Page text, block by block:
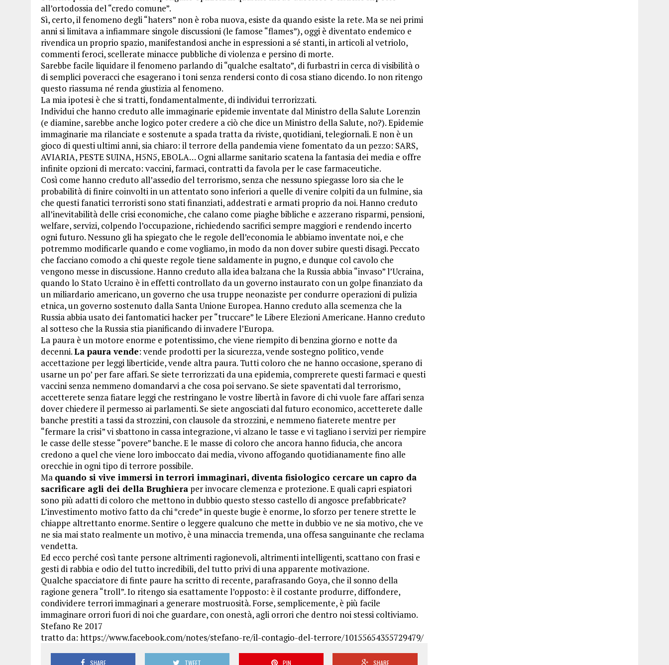
all’ortodossia del “credo comune”.
Sì, certo, il fenomeno degli “haters” non è roba nuova, esiste da quando esiste la rete. Ma se nei primi
anni si limitava a infiammare singole discussioni (le famose “flames”), oggi è diventato endemico e
rivendica un proprio spazio, manifestandosi anche in espressioni a sé stanti, in articoli al vetriolo,
commenti feroci, scellerate minacce pubbliche di violenza e persino di morte.
Sarebbe facile liquidare il fenomeno parlando di “qualche esaltato”, di furbastri in cerca di visibilità o
di semplici poveracci che esagerano i toni senza rendersi conto di cosa stiano dicendo. Io non ritengo
questo riassuma né renda giustizia al fenomeno.
La mia ipotesi è che si tratti, fondamentalmente, di individui terrorizzati.
Individui che hanno creduto alle immaginarie epidemie inventate dal Ministro della Salute Lorenzin
(e diamine, sarebbe anche logico poter credere a ciò che dice un Ministro della Salute, no?). Epidemie
immaginarie ma rilanciate e sostenute a spada tratta da riviste, quotidiani, telegiornali. E non è un
gioco di questi ultimi anni, sia chiaro: il terrore della pandemia viene fomentato da un pezzo: SARS,
AVIARIA, PESTE SUINA, H5N5, EBOLA… Ogni allarme sanitario scatena la fantasia dei media e offre
infinite opzioni di mercato: vaccini, farmaci, contratti da favola per le case farmaceutiche.
Così come hanno creduto all’assedio del terrorismo, senza che nessuno spiegasse loro sia che le
probabilità di finire coinvolti in un attentato sono inferiori a quelle di venire colpiti da un fulmine, sia
che questi fanatici terroristi sono stati finanziati, addestrati e armati proprio da noi. Hanno creduto
all’inevitabilità delle crisi economiche, che calano come piaghe bibliche e azzerano risparmi, pensioni,
welfare, servizi, colpendo l’occupazione, richiedendo sacrifici sempre maggiori e rendendo incerto
ogni futuro. Nessuno gli ha spiegato che le regole dell’economia le abbiamo inventate noi, e che
potremmo modificarle quando e come vogliamo, in modo da non dover subire questi disagi. Peccato
che facciano comodo a chi queste regole tiene saldamente in pugno, e dunque col cavolo che
vengono messe in discussione. Hanno creduto alla idea balzana che la Russia abbia “invaso” l’Ucraina,
quando lo Stato Ucraino è in effetti controllato da un governo instaurato con un golpe finanziato da
un miliardario americano, un governo che usa truppe neonaziste per condurre operazioni di pulizia
etnica, un governo sostenuto dalla Santa Unione Europea. Hanno creduto alla scemenza che la
Russia abbia usato dei fantomatici hacker per “truccare” le Libere Elezioni Americane. Hanno creduto
al sotteso che la Russia stia pianificando di invadere l’Europa.
La paura è un motore enorme e potentissimo, che viene riempito di benzina giorno e notte da
decenni.La paura vende: vende prodotti per la sicurezza, vende sostegno politico, vende
accettazione per leggi liberticide, vende altra paura. Tutti coloro che ne hanno occasione, sperano di
usarne un po’ per fare affari. Se siete terrorizzati da una epidemia, comprerete questi farmaci e questi
vaccini senza nemmeno domandarvi a che cosa poi servano. Se siete spaventati dal terrorismo,
accetterete senza fiatare leggi che restringano le vostre libertà in favore di chi vuole fare affari senza
dover chiedere il permesso ai parlamenti. Se siete angosciati dal futuro economico, accetterete dalle
banche prestiti a tassi da strozzini, con clausole da strozzini, e nemmeno fiaterete mentre per
“fermare la crisi” vi sbattono in cassa integrazione, vi alzano le tasse e vi tagliano i servizi per riempire
le casse delle stesse “povere” banche. E le masse di coloro che ancora hanno fiducia, che ancora
credono a quel che viene loro imboccato dai media, vivono affogando quotidianamente fino alle
orecchie in ogni tipo di terrore possibile.
Ma quando si vive immersi in terrori immaginari, diventa fisiologico cercare un capro da
sacrificare agli dei della Brughiera per invocare clemenza e protezione. E quali capri espiatori
sono più adatti di coloro che mettono in dubbio questo stesso castello di angosce prefabbricate?
L’investimento motivo fatto da chi *crede* in queste bugie è enorme, lo sforzo per tenere strette le
chiappe altrettanto enorme. Sentire o leggere qualcuno che mette in dubbio ve ne sia motivo, che ve
ne sia mai stato realmente un motivo, è una minaccia tremenda, una offesa sanguinante che reclama
vendetta.
Ed ecco perché così tante persone altrimenti ragionevoli, altrimenti intelligenti, scattano con frasi e
gesti di rabbia e odio del tutto incredibili, del tutto privi di una apparente motivazione.
Qualche spacciatore di finte paure ha scritto di recente, parafrasando Goya, che il sonno della
ragione genera “troll”. Io ritengo sia esattamente l’opposto: è il costante produrre, diffondere,
condividere terrori immaginari a generare mostruosità. Forse, semplicemente, è più facile
immaginare orrori fuori di noi che guardare, con onestà, agli orrori che dentro noi stessi coltiviamo.
Stefano Re 2017
tratto da: https://www.facebook.com/notes/stefano-re/il-contagio-del-terrore/10155654355729479/
SHARE TWEET PIN SHARE